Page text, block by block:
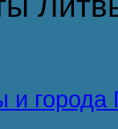
и города